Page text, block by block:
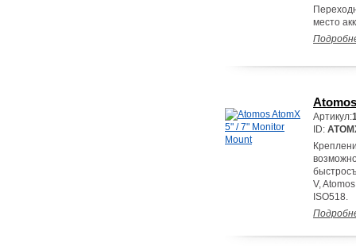
место
Артикул:
ID:
V,
ISO518.